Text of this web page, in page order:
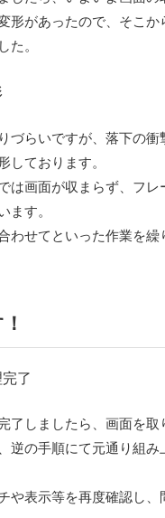
形があったので、そこか
た。
づらいですが、落下の衝
しております。
は画面が収まらず、フレ
ます。
わせてといった作業を繰
了しましたら、画面を取
逆の手順にて元通り組み
や表示等を再度確認し、